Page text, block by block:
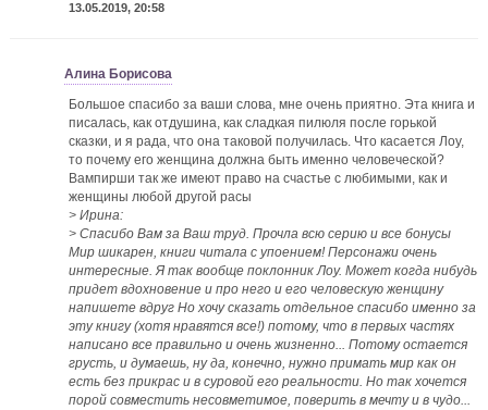
13.05.2019, 20:58
Алина Борисова
Большое спасибо за ваши слова, мне очень приятно. Эта книга и
писалась, как отдушина, как сладкая пилюля после горькой
сказки, и я рада, что она таковой получилась. Что касается Лоу,
то почему его женщина должна быть именно человеческой?
Вампирши так же имеют право на счастье с любимыми, как и
женщины любой другой расы
> Ирина:
> Спасибо Вам за Ваш труд. Прочла всю серию и все бонусы
Мир шикарен, книги читала с упоением! Персонажи очень
интересные. Я так вообще поклонник Лоу. Может когда нибудь
придет вдохновение и про него и его человескую женщину
напишете вдруг Но хочу сказать отдельное спасибо именно за
эту книгу (хотя нравятся все!) потому, что в первых частях
написано все правильно и очень жизненно... Потому остается
грусть, и думаешь, ну да, конечно, нужно примать мир как он
есть без прикрас и в суровой его реальности. Но так хочется
порой совместить несовметимое, поверить в мечту и в чудо...